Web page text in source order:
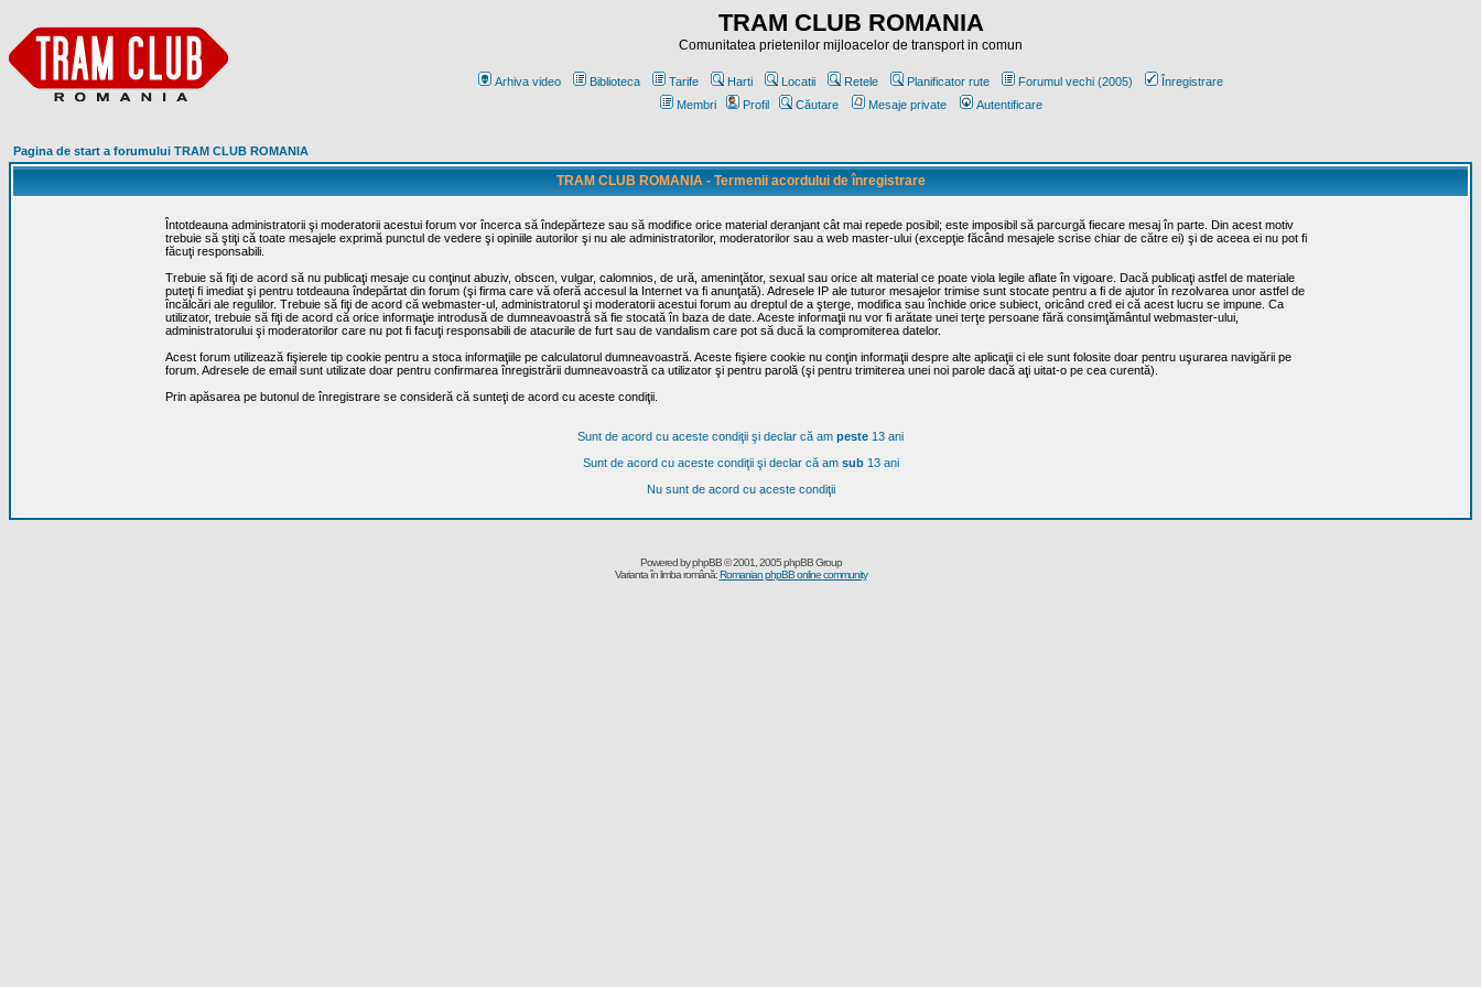
TRAM CLUB ROMANIA
Comunitatea prietenilor mijloacelor de transport in comun
Arhiva video Biblioteca Tarife Harti Locatii Retele Planificator rute Forumul vechi (2005)
Înregistrare
Membri
Profil Căutare Mesaje private Autentificare
Pagina de start a forumului TRAM CLUB ROMANIA
TRAM CLUB ROMANIA - Termenii acordului de înregistrare
Întotdeauna administratorii şi moderatorii acestui forum vor încerca să îndepărteze sau să modifice orice material deranjant cât mai repede posibil; este imposibil să parcurgă fiecare mesaj în parte. Din acest motiv
trebuie să ştiţi că toate mesajele exprimă punctul de vedere şi opiniile autorilor şi nu ale administratorilor, moderatorilor sau a web master-ului (excepţie făcând mesajele scrise chiar de către ei) şi de aceea ei nu pot fi
făcuţi responsabili.
Trebuie să fiţi de acord să nu publicaţi mesaje cu conţinut abuziv, obscen, vulgar, calomnios, de ură, ameninţător, sexual sau orice alt material ce poate viola legile aflate în vigoare. Dacă publicaţi astfel de materiale
puteţi fi imediat şi pentru totdeauna îndepărtat din forum (şi firma care vă oferă accesul la Internet va fi anunţată). Adresele IP ale tuturor mesajelor trimise sunt stocate pentru a fi de ajutor în rezolvarea unor astfel de
încălcări ale regulilor. Trebuie să fiţi de acord că webmaster-ul, administratorul şi moderatorii acestui forum au dreptul de a şterge, modifica sau închide orice subiect, oricând cred ei că acest lucru se impune. Ca
utilizator, trebuie să fiţi de acord că orice informaţie introdusă de dumneavoastră să fie stocată în baza de date. Aceste informaţii nu vor fi arătate unei terţe persoane fără consimţământul webmaster-ului,
administratorului şi moderatorilor care nu pot fi facuţi responsabili de atacurile de furt sau de vandalism care pot să ducă la compromiterea datelor.
Acest forum utilizează fişierele tip cookie pentru a stoca informaţiile pe calculatorul dumneavoastră. Aceste fişiere cookie nu conţin informaţii despre alte aplicaţii ci ele sunt folosite doar pentru uşurarea navigării pe
forum. Adresele de email sunt utilizate doar pentru confirmarea înregistrării dumneavoastră ca utilizator şi pentru parolă (şi pentru trimiterea unei noi parole dacă aţi uitat-o pe cea curentă).
Prin apăsarea pe butonul de înregistrare se consideră că sunteţi de acord cu aceste condiţii.
Sunt de acord cu aceste condiţii şi declar că am peste 13 ani
Sunt de acord cu aceste condiţii şi declar că am sub13 ani
Nu sunt de acord cu aceste condiţii
Powered byphpBB© 2001, 2005 phpBB Group
Varianta în limba română:Romanian phpBB online community